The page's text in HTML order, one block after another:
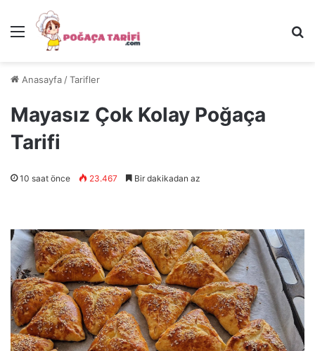
Menü
Anasayfa /Tarifler
Mayasız Çok Kolay Poğaça
Tarifi
10 saat önce 23.467 Bir dakikadan az